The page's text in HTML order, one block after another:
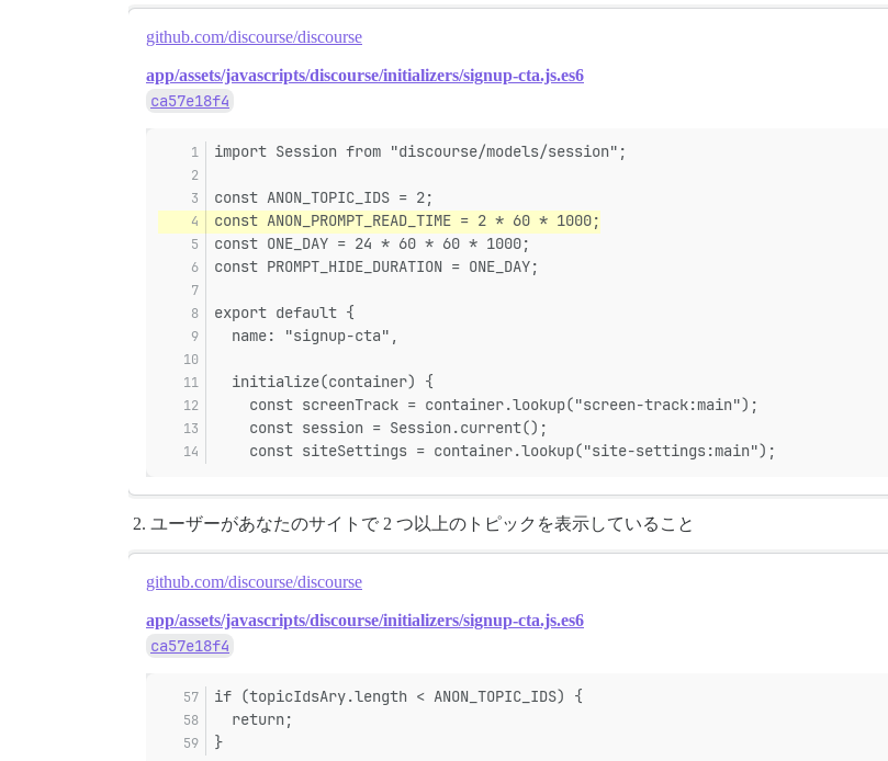
github.com/discourse/discourse
app/assets/javascripts/discourse/initializers/signup-cta.js.es6
ca57e18f4
import Session from "discourse/models/session";
const ANON_TOPIC_IDS = 2;
const ANON_PROMPT_READ_TIME = 2 * 60 * 1000;
const ONE_DAY = 24 * 60 * 60 * 1000;
const PROMPT_HIDE_DURATION = ONE_DAY;
export default {
  name: "signup-cta",
  initialize(container) {
    const screenTrack = container.lookup("screen-track:main");
    const session = Session.current();
    const siteSettings = container.lookup("site-settings:main");
ユーザーがあなたのサイトで 2 つ以上のトピックを表示していること
github.com/discourse/discourse
app/assets/javascripts/discourse/initializers/signup-cta.js.es6
ca57e18f4
if (topicIdsAry.length < ANON_TOPIC_IDS) {
  return;
}